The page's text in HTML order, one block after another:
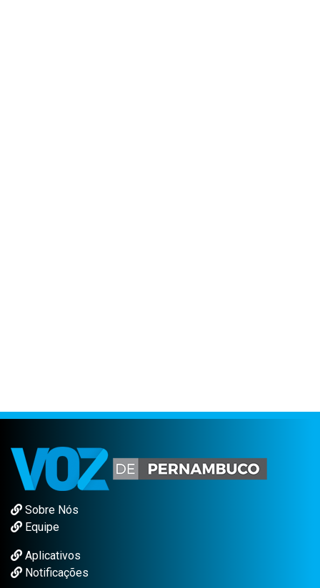
Sobre Nós
Equipe
Aplicativos
Notificações